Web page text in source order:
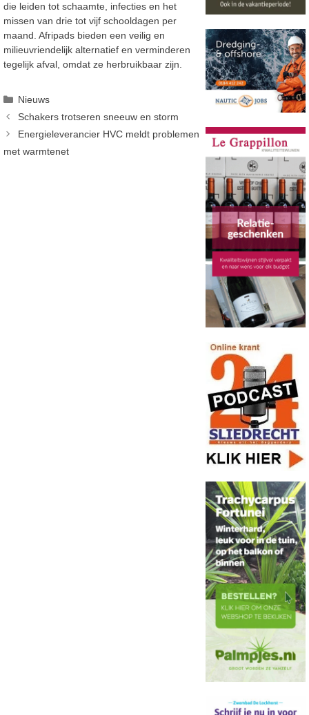
die leiden tot schaamte, infecties en het
missen van drie tot vijf schooldagen per
maand. Afripads bieden een veilig en
milieuvriendelijk alternatief en verminderen
tegelijk afval, omdat ze herbruikbaar zijn.
Categorieën
Nieuws
Schakers trotseren sneeuw en storm
Energieleverancier HVC meldt problemen
met warmtenet